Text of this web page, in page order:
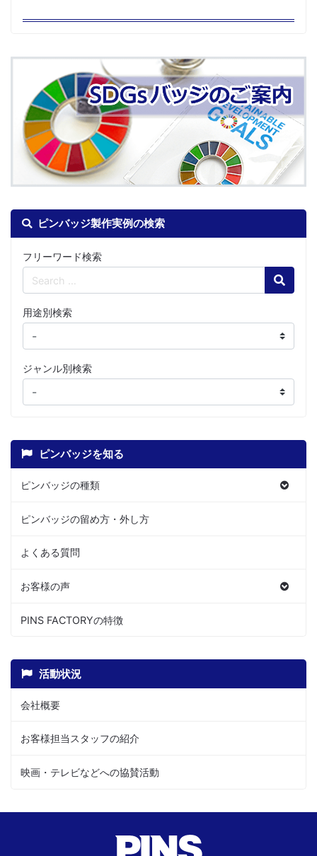
ピンバッジ製作実例の検索
フリーワード検索
Search
用途別検索
ジャンル別検索
ピンバッジを知る
ピンバッジの種類
ピンバッジの留め方・外し方
よくある質問
お客様の声
PINS FACTORYの特徴
活動状況
会社概要
お客様担当スタッフの紹介
映画・テレビなどへの協賛活動